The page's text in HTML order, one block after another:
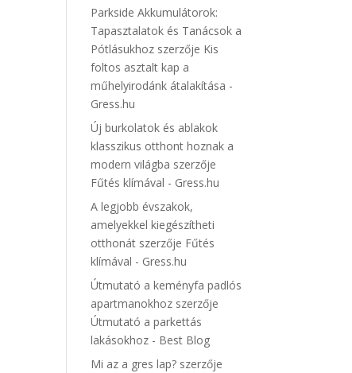
Parkside Akkumulátorok:
Tapasztalatok és Tanácsok a
Pótlásukhoz szerzője Kis
foltos asztalt kap a
műhelyirodánk átalakítása -
Gress.hu
Új burkolatok és ablakok
klasszikus otthont hoznak a
modern világba szerzője
Fűtés klímával - Gress.hu
A legjobb évszakok,
amelyekkel kiegészítheti
otthonát szerzője Fűtés
klímával - Gress.hu
Útmutató a keményfa padlós
apartmanokhoz szerzője
Útmutató a parkettás
lakásokhoz - Best Blog
Mi az a gres lap? szerzője